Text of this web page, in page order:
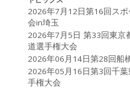
2026年7月12日第16回ス
会in埼玉
2026年7月5日 第33回東京
道選手権大会
2026年06月14日第28回船
2026年05月16日第3回千
手権大会